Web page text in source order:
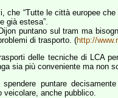
che “Tutte le città europee
già estesa”.
puntano sul tram ma
di trasporto. (http://
delle tecniche di LCA
sia più conveniente ma non
puntare
anche pubblico.